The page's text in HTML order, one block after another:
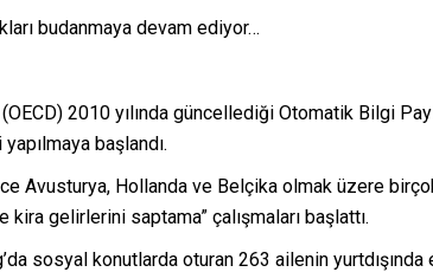
budanmaya devam ediyor…
2010 yılında güncellediği Otomatik Bilgi
başlandı.
Avusturya, Hollanda ve Belçika olmak üzere
gelirlerini saptama” çalışmaları başlattı.
sosyal konutlarda oturan 263 ailenin